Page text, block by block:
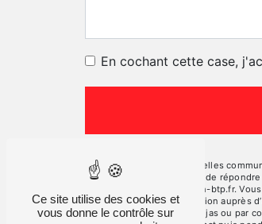
En cochant cette case,
** Les données personnelles
traitants dans le seul but de
contact@vercors-location-btp.fr.
d’introduire une réclamation auprès
Plan, 26190 La Motte-Fanjas ou par
Ce site utilise des cookies et
vous donne le contrôle sur